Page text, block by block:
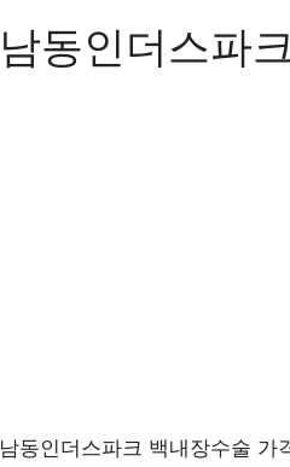
남동인더스파
남동인더스파크 백내장수술